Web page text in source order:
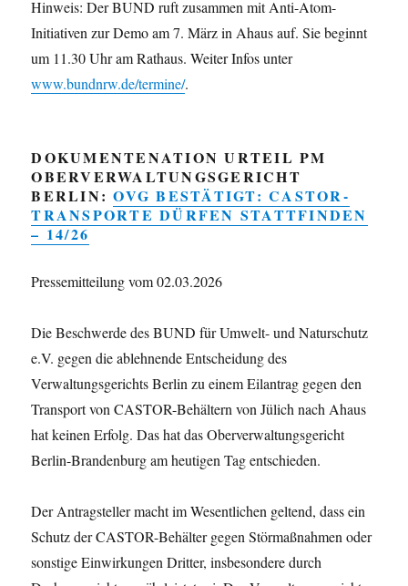
Hinweis: Der BUND ruft zusammen mit Anti-Atom-
Initiativen zur Demo am 7. März in Ahaus auf. Sie beginnt
um 11.30 Uhr am Rathaus. Weiter Infos unter
www.bundnrw.de/termine/.
DOKUMENTENATION URTEIL PM
OBERVERWALTUNGSGERICHT
BERLIN:OVG BESTÄTIGT: CASTOR-
TRANSPORTE DÜRFEN STATTFINDEN
– 14/26
Pressemitteilung vom 02.03.2026
Die Beschwerde des BUND für Umwelt- und Naturschutz
e.V. gegen die ablehnende Entscheidung des
Verwaltungsgerichts Berlin zu einem Eilantrag gegen den
Transport von CASTOR-Behältern von Jülich nach Ahaus
hat keinen Erfolg. Das hat das Oberverwaltungsgericht
Berlin-Brandenburg am heutigen Tag entschieden.
Der Antragsteller macht im Wesentlichen geltend, dass ein
Schutz der CASTOR-Behälter gegen Störmaßnahmen oder
sonstige Einwirkungen Dritter, insbesondere durch